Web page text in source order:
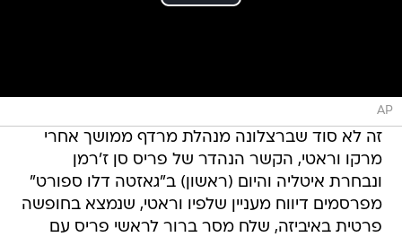
AP
זה לא סוד שברצלונה מנהלת מרדף ממושך אחרי
מרקו וראטי, הקשר הנהדר של פריס סן ז'רמן
ונבחרת איטליה והיום (ראשון) ב"גאזטה דלו ספורט"
מפרסמים דיווח מעניין שלפיו וראטי, שנמצא בחופשה
פרטית באיביזה, שלח מסר ברור לראשי פריס עם